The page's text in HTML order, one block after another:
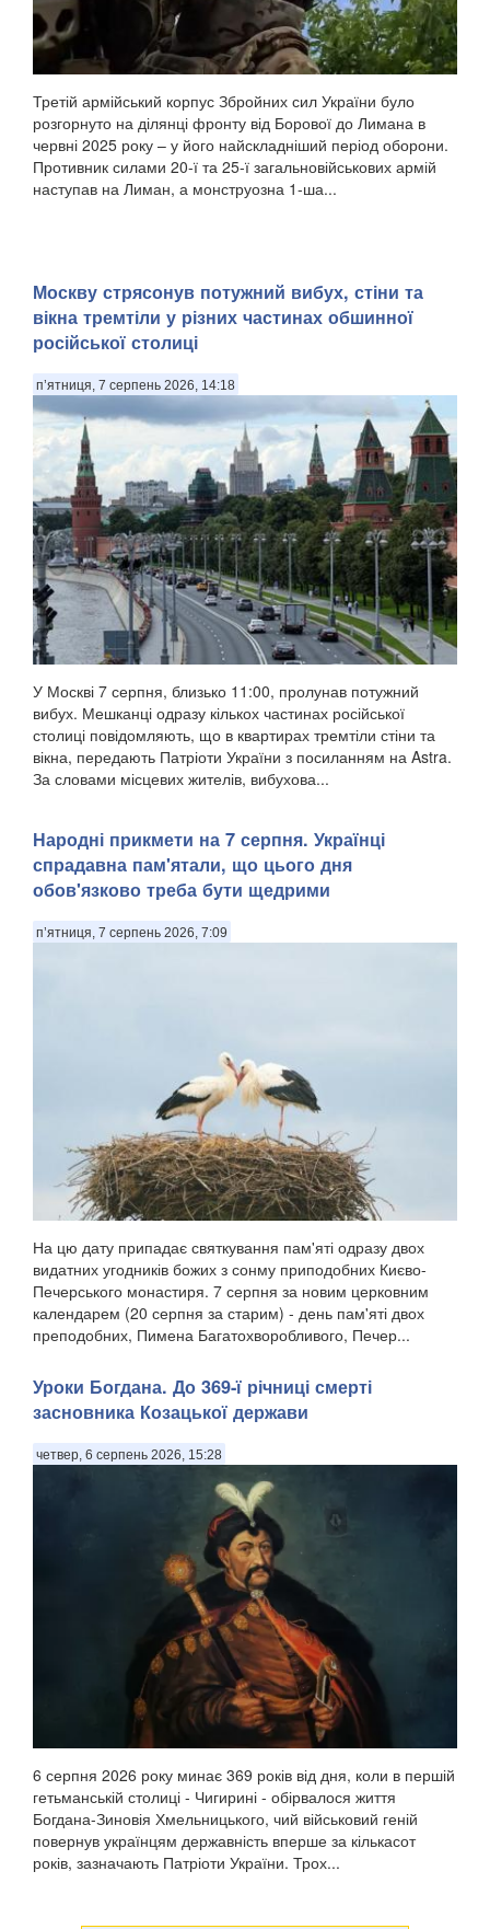
Третій армійський корпус Збройних сил України було
розгорнуто на ділянці фронту від Борової до Лимана в
червні 2025 року – у його найскладніший період оборони.
Противник силами 20-ї та 25-ї загальновійськових армій
наступав на Лиман, а монструозна 1-ша...
Москву стрясонув потужний вибух, стіни та
вікна тремтіли у різних частинах обшинної
російської столиці
п’ятниця, 7 серпень 2026, 14:18
У Москві 7 серпня, близько 11:00, пролунав потужний
вибух. Мешканці одразу кількох частинах російської
столиці повідомляють, що в квартирах тремтіли стіни та
вікна, передають Патріоти України з посиланням на Astra.
За словами місцевих жителів, вибухова...
Народні прикмети на 7 серпня. Українці
спрадавна пам'ятали, що цього дня
обов'язково треба бути щедрими
п’ятниця, 7 серпень 2026, 7:09
На цю дату припадає святкування пам'яті одразу двох
видатних угодників божих з сонму приподобних Києво-
Печерського монастиря. 7 серпня за новим церковним
календарем (20 серпня за старим) - день пам'яті двох
преподобних, Пимена Багатохворобливого, Печер...
Уроки Богдана. До 369-ї річниці смерті
засновника Козацької держави
четвер, 6 серпень 2026, 15:28
6 серпня 2026 року минає 369 років від дня, коли в першій
гетьманській столиці - Чигирині - обірвалося життя
Богдана-Зиновія Хмельницького, чий військовий геній
повернув українцям державність вперше за кількасот
років, зазначають Патріоти України. Трох...